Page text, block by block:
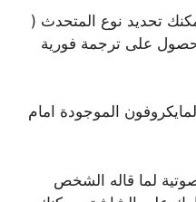
تحديد نوع المتحدث (
على ترجمة فورية
الموجودة امام
لما قاله الشخص